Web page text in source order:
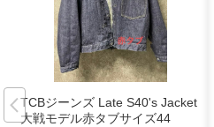
TCBジーンズ Late S40's Jacket
大戦モデル赤タブサイズ44